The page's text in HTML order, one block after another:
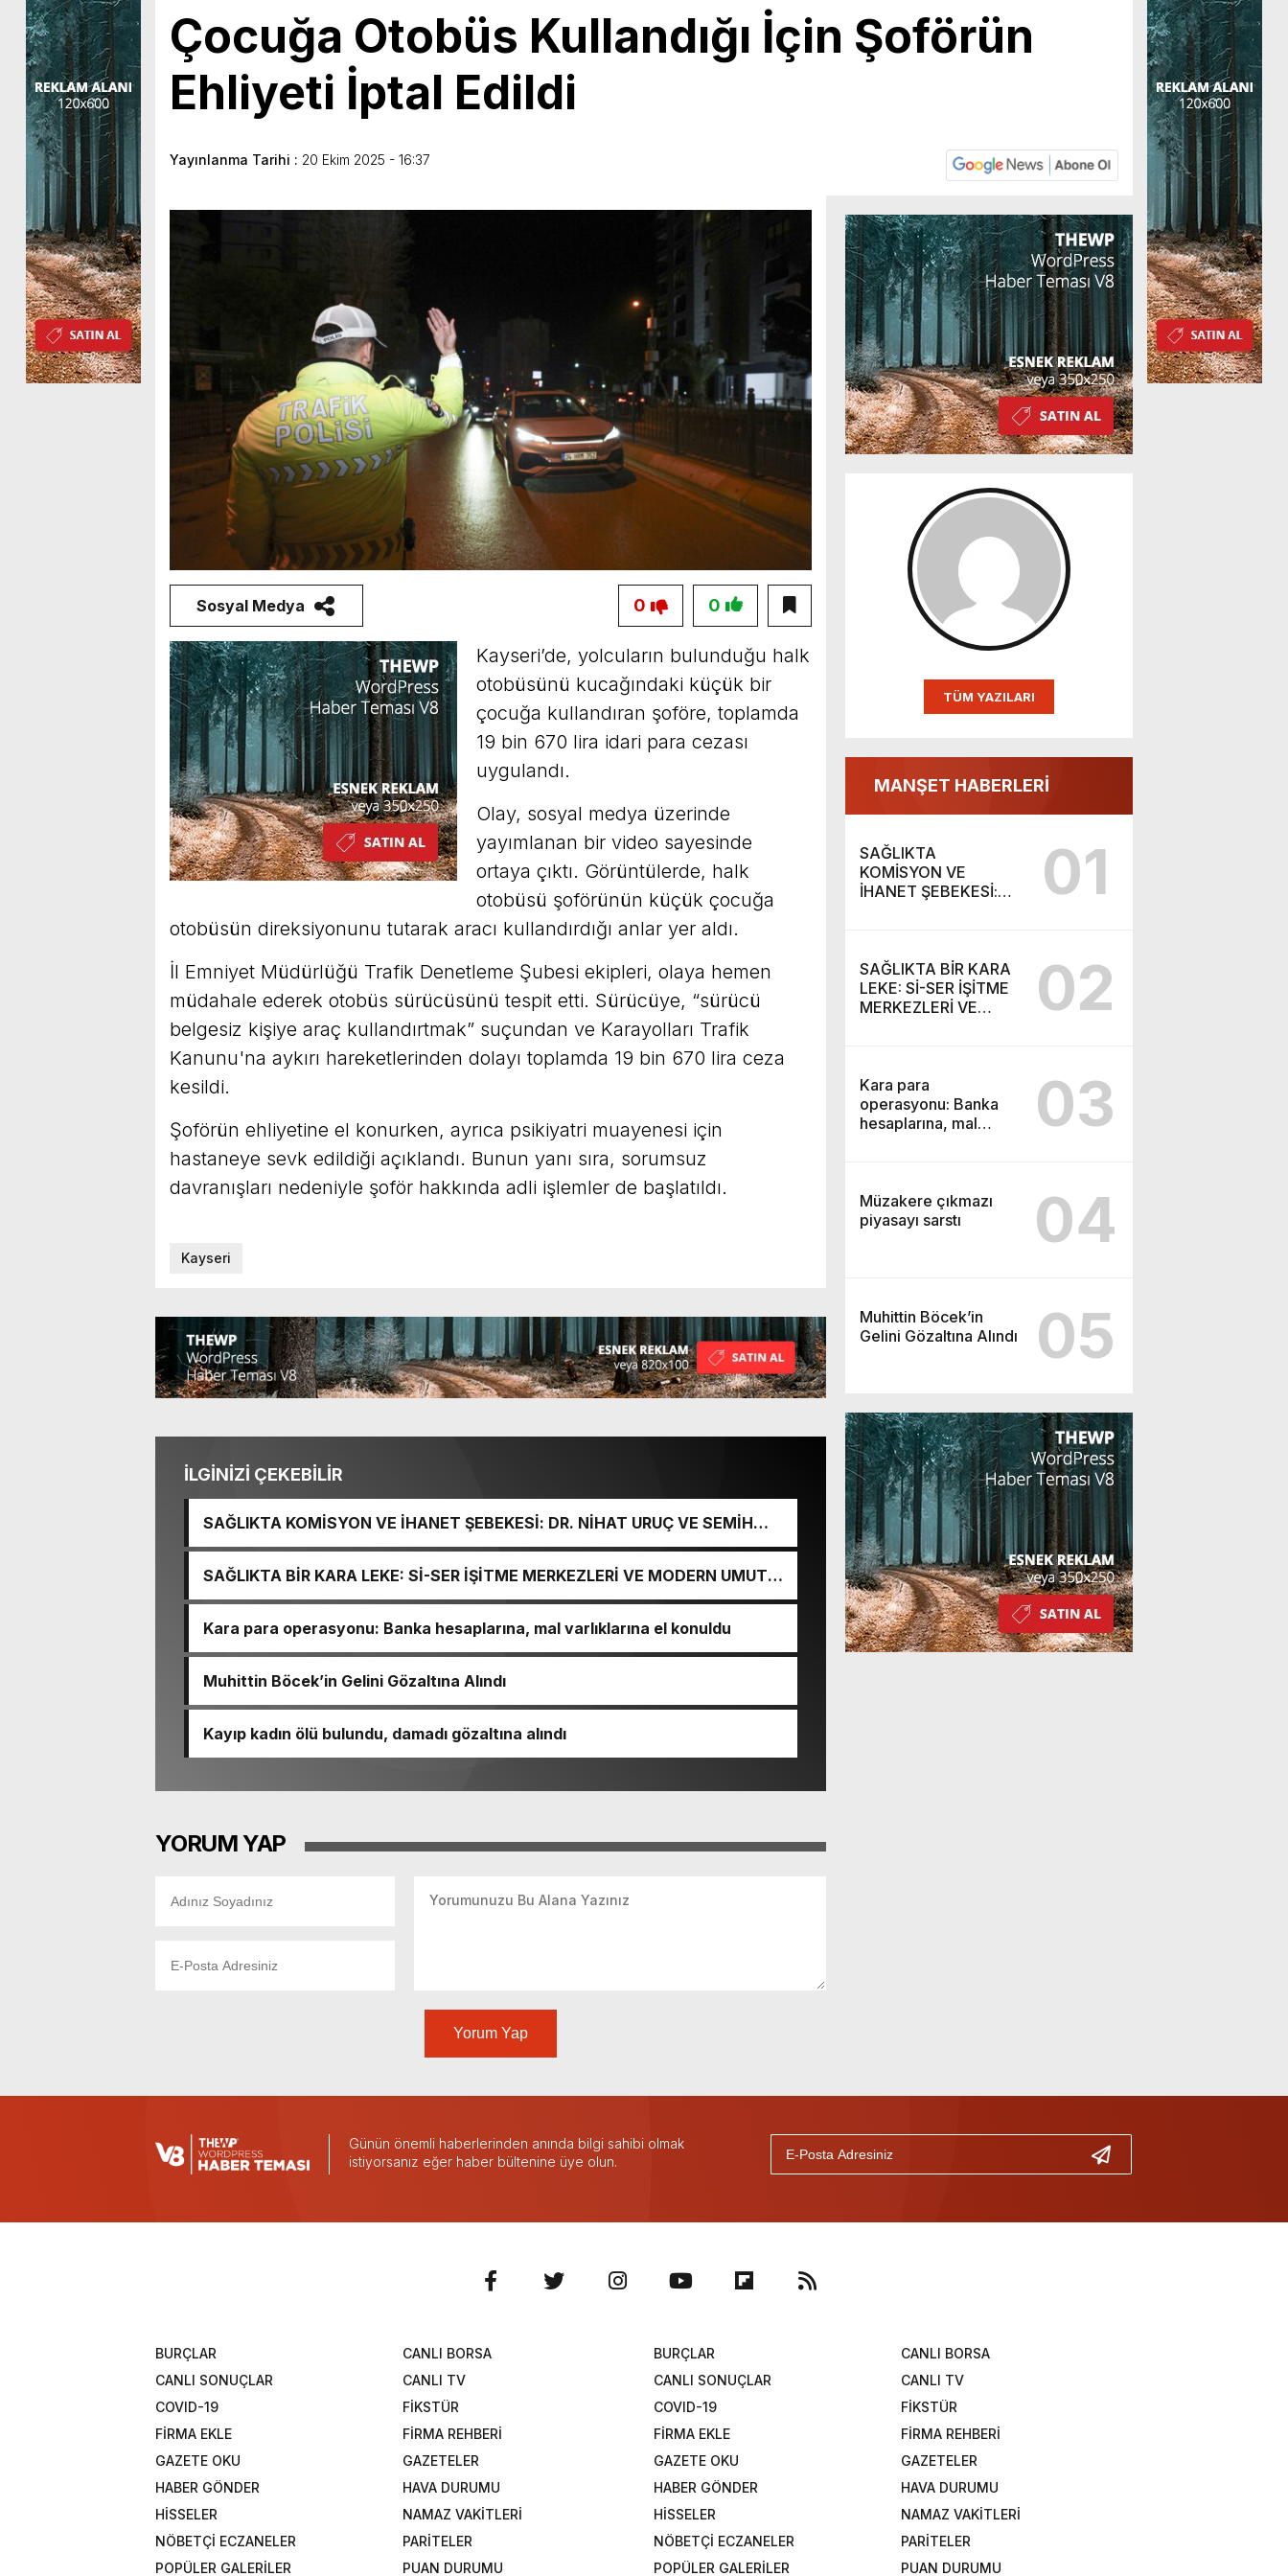
Çocuğa Otobüs Kullandığı İçin Şoförün
Ehliyeti İptal Edildi
Yayınlanma Tarihi : 20 Ekim 2025 - 16:37
TÜM YAZILARI
MANŞET HABERLERİ
SAĞLIKTA
KOMİSYON VE
İHANET ŞEBEKESİ:
VURGUNU!
01
SAĞLIKTA BİR KARA
LEKE: Sİ-SER İŞİTME
MERKEZLERİ VE
02
Kara para
operasyonu: Banka
hesaplarına, mal
03
Müzakere çıkmazı
piyasayı sarstı
04
Muhittin Böcek’in
Gelini Gözaltına Alındı
05
Sosyal Medya 0
0
Kayseri’de, yolcuların bulunduğu halk
otobüsünü kucağındaki küçük bir
çocuğa kullandıran şoföre, toplamda
19 bin 670 lira idari para cezası
uygulandı.
Olay, sosyal medya üzerinde
yayımlanan bir video sayesinde
ortaya çıktı. Görüntülerde, halk
otobüsü şoförünün küçük çocuğa
otobüsün direksiyonunu tutarak aracı kullandırdığı anlar yer aldı.
İl Emniyet Müdürlüğü Trafik Denetleme Şubesi ekipleri, olaya hemen
müdahale ederek otobüs sürücüsünü tespit etti. Sürücüye, “sürücü
belgesiz kişiye araç kullandırtmak” suçundan ve Karayolları Trafik
Kanunu'na aykırı hareketlerinden dolayı toplamda 19 bin 670 lira ceza
kesildi.
Şoförün ehliyetine el konurken, ayrıca psikiyatri muayenesi için
hastaneye sevk edildiği açıklandı. Bunun yanı sıra, sorumsuz
davranışları nedeniyle şoför hakkında adli işlemler de başlatıldı.
Kayseri
İLGİNİZİ ÇEKEBİLİR
SAĞLIKTA KOMİSYON VE İHANET ŞEBEKESİ: DR. NİHAT URUÇ VE SEMİH
İŞİTME MERKEZİ’NİN SGK VURGUNU!
SAĞLIKTA BİR KARA LEKE: Sİ-SER İŞİTME MERKEZLERİ VE MODERN UMUT
TACİRLİĞİ
Kara para operasyonu: Banka hesaplarına, mal varlıklarına el konuldu
Muhittin Böcek’in Gelini Gözaltına Alındı
Kayıp kadın ölü bulundu, damadı gözaltına alındı
YORUM YAP
Yorum Yap
Günün önemli haberlerinden anında bilgi sahibi olmak
istiyorsanız eğer haber bültenine üye olun.
BURÇLAR
CANLI BORSA
CANLI SONUÇLAR
CANLI TV
COVID-19
FİKSTÜR
FİRMA EKLE
FİRMA REHBERİ
GAZETE OKU
GAZETELER
HABER GÖNDER
HAVA DURUMU
HİSSELER
NAMAZ VAKİTLERİ
NÖBETÇİ ECZANELER
PARİTELER
POPÜLER GALERİLER
PUAN DURUMU
BURÇLAR
CANLI BORSA
CANLI SONUÇLAR
CANLI TV
COVID-19
FİKSTÜR
FİRMA EKLE
FİRMA REHBERİ
GAZETE OKU
GAZETELER
HABER GÖNDER
HAVA DURUMU
HİSSELER
NAMAZ VAKİTLERİ
NÖBETÇİ ECZANELER
PARİTELER
POPÜLER GALERİLER
PUAN DURUMU